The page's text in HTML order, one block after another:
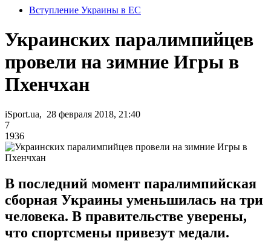
Вступление Украины в ЕС
Украинских паралимпийцев
провели на зимние Игры в
Пхенчхан
iSport.ua, 28 февраля 2018, 21:40
7
1936
В последний момент паралимпийская
сборная Украины уменьшилась на три
человека. В правительстве уверены,
что спортсмены привезут медали.